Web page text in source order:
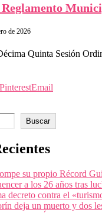
de 2026
Quinta Sesión
PinterestEmail
Buscar
su propio Récord
a los 26 años tras
decreto contra el
deja un muerto y dos